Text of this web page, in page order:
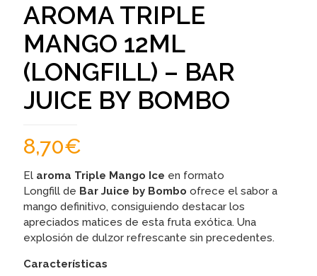
AROMA TRIPLE
MANGO 12ML
(LONGFILL) – BAR
JUICE BY BOMBO
8,70€
El aroma Triple Mango Ice en formato
Longfill de Bar Juice by Bombo ofrece el sabor a
mango definitivo, consiguiendo destacar los
apreciados matices de esta fruta exótica. Una
explosión de dulzor refrescante sin precedentes.
Características